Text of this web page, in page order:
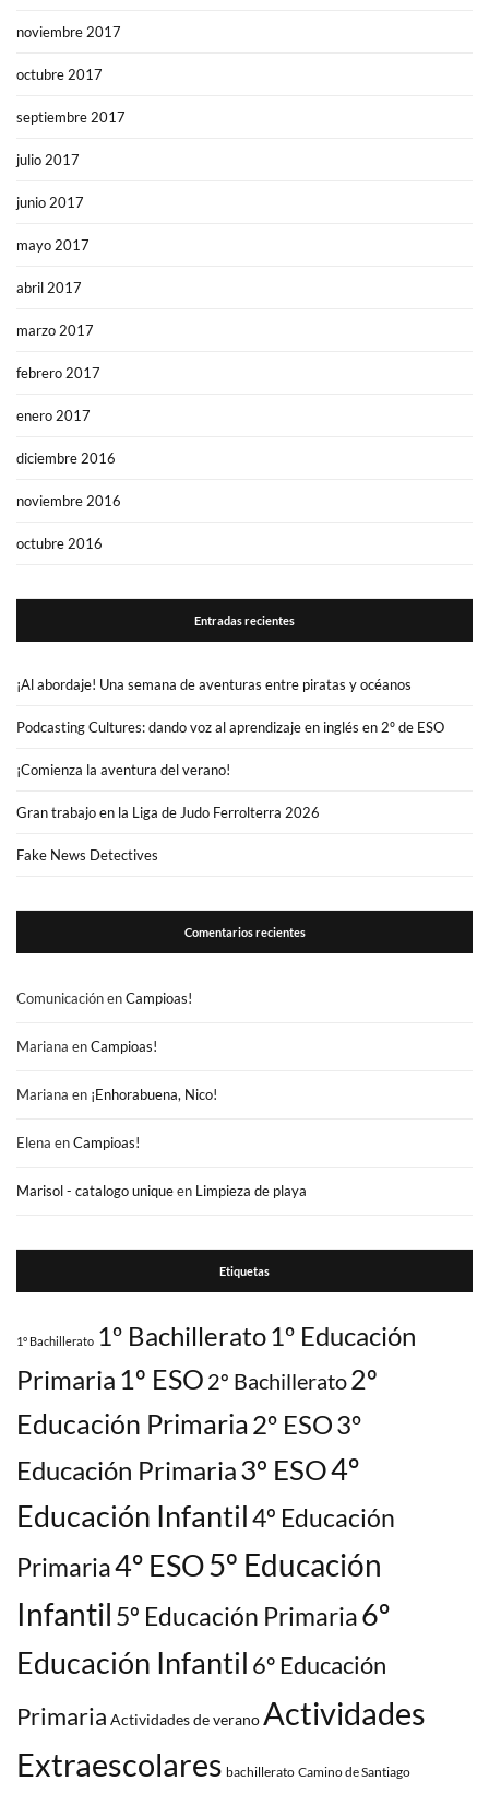
noviembre 2017
octubre 2017
septiembre 2017
julio 2017
junio 2017
mayo 2017
abril 2017
marzo 2017
febrero 2017
enero 2017
diciembre 2016
noviembre 2016
octubre 2016
Entradas recientes
¡Al abordaje! Una semana de aventuras entre piratas y océanos
Podcasting Cultures: dando voz al aprendizaje en inglés en 2º de ESO
¡Comienza la aventura del verano!
Gran trabajo en la Liga de Judo Ferrolterra 2026
Fake News Detectives
Comentarios recientes
ComunicaciónenCampioas!
Mariana enCampioas!
Mariana en ¡Enhorabuena, Nico!
Elena enCampioas!
Marisol - catalogo uniqueen Limpieza de playa
Etiquetas
1° Bachillerato 1º Bachillerato1º Educación
Primaria 1º ESO 2º Bachillerato2º
Educación Primaria2º ESO3º
Educación Primaria3º ESO4º
Educación Infantil4º Educación
Primaria4º ESO5º Educación
Infantil 5º Educación Primaria6º
Educación Infantil 6º Educación
Primaria Actividades de veranoActividades
Extraescolares bachillerato Camino de Santiago